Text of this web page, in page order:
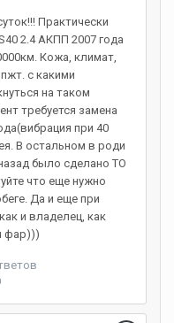
Практически
2.4 АКПП 2007 года
Кожа, климат,
с какими
на таком
требуется замена
при 40
В остальном в роди
было сделано ТО
что еще нужно
Да и еще при
и владелец, как
фар)))